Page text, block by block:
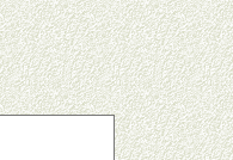
手册、专柜咨询手册等各种市
。